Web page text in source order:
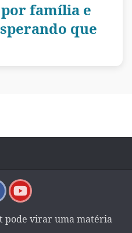
família e
que
pode virar uma matéria